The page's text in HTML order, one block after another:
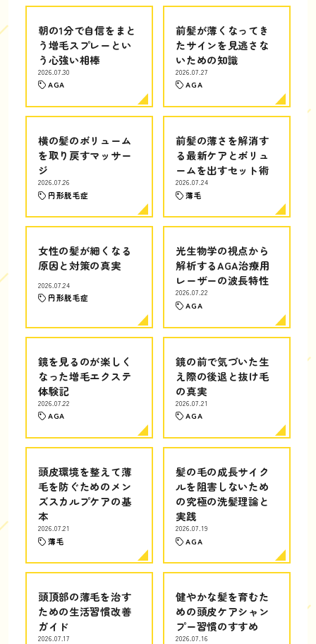
朝の1分で自信をまと
う増毛スプレーとい
う心強い相棒
2026.07.30
AGA
前髪が薄くなってき
たサインを見逃さな
いための知識
2026.07.27
AGA
横の髪のボリューム
を取り戻すマッサー
ジ
2026.07.26
円形脱毛症
前髪の薄さを解消す
る最新ケアとボリュ
ームを出すセット術
2026.07.24
薄毛
女性の髪が細くなる
原因と対策の真実
2026.07.24
円形脱毛症
光生物学の視点から
解析するAGA治療用
レーザーの波長特性
2026.07.22
AGA
鏡を見るのが楽しく
なった増毛エクステ
体験記
2026.07.22
AGA
鏡の前で気づいた生
え際の後退と抜け毛
の真実
2026.07.21
AGA
頭皮環境を整えて薄
毛を防ぐためのメン
ズスカルプケアの基
本
2026.07.21
薄毛
髪の毛の成長サイク
ルを阻害しないため
の究極の洗髪理論と
実践
2026.07.19
AGA
頭頂部の薄毛を治す
ための生活習慣改善
ガイド
2026.07.17
健やかな髪を育むた
めの頭皮ケアシャン
プー習慣のすすめ
2026.07.16